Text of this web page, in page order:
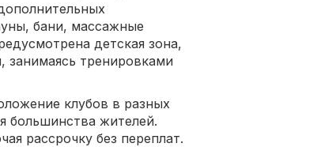
бани, массажные
детская зона,
занимаясь тренировками
клубов в разных
большинства жителей.
рассрочку без переплат.